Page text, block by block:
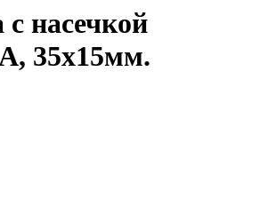
насечкой
35х15мм.